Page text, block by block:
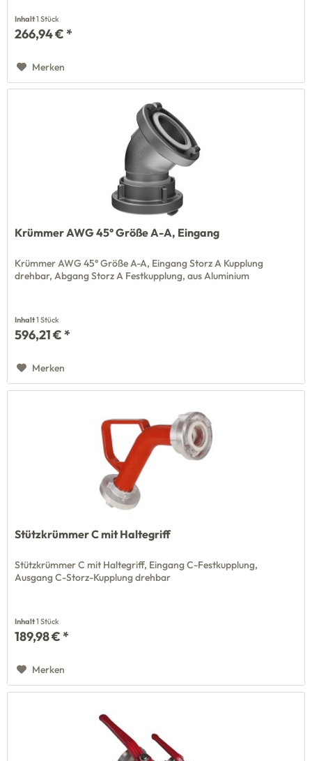
Inhalt1 Stück
266,94 € *
Merken
Krümmer AWG 45° Größe A-A, Eingang
Krümmer AWG 45° Größe A-A, Eingang Storz A Kupplung
drehbar, Abgang Storz A Festkupplung, aus Aluminium
Inhalt1 Stück
596,21 € *
Merken
Stützkrümmer C mit Haltegriff
Stützkrümmer C mit Haltegriff, Eingang C-Festkupplung,
Ausgang C-Storz-Kupplung drehbar
Inhalt1 Stück
189,98 € *
Merken